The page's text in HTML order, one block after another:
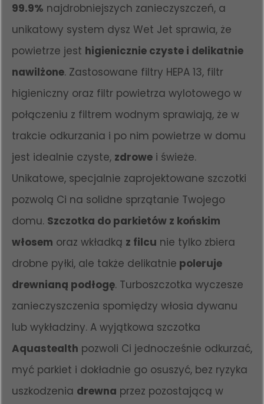
99.9% najdrobniejszych zanieczyszczeń, a
unikatowy system dysz Wet Jet sprawia, że
powietrze jest higienicznie czyste i delikatnie
nawilżone. Zastosowane filtry HEPA 13, filtr
higieniczny oraz filtr powietrza wylotowego w
połączeniu z filtrem wodnym sprawiają, że w
trakcie odkurzania i po nim powietrze w domu
jest idealnie czyste, zdrowe i świeże.
Unikatowe, specjalnie zaprojektowane szczotki
pozwolą Ci na solidne sprzątanie Twojego
domu. Szczotka do parkietów z końskim
włosem oraz wkładką z filcu nie tylko zbiera
drobne pyłki, ale także delikatnie poleruje
drewnianą podłogę. Turboszczotka wyczesze
zanieczyszczenia spomiędzy włosia dywanu
lub wykładziny. A wyjątkowa szczotka
Aquastealth pozwoli Ci jednocześnie odkurzać,
myć parkiet i dokładnie go osuszyć, bez ryzyka
uszkodzenia drewna przez pozostającą w